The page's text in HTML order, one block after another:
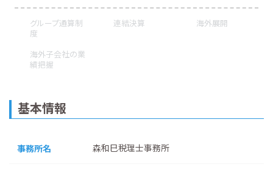
グループ通算制
度
連結決算 海外展開
海外子会社の業
績把握
基本情報
事務所名 森和巳税理士事務所